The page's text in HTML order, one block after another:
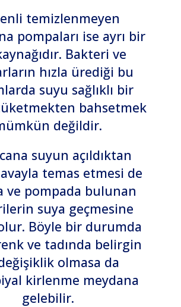
temizlenmeyen
pompaları ise ayrı bir
Bakteri ve
hızla ürediği bu
suyu sağlıklı bir
bahsetmek
değildir.
suyun açıldıktan
temas etmesi de
ve pompada bulunan
suya geçmesine
Böyle bir durumda
ve tadında belirgin
olmasa da
kirlenme meydana
gelebilir.